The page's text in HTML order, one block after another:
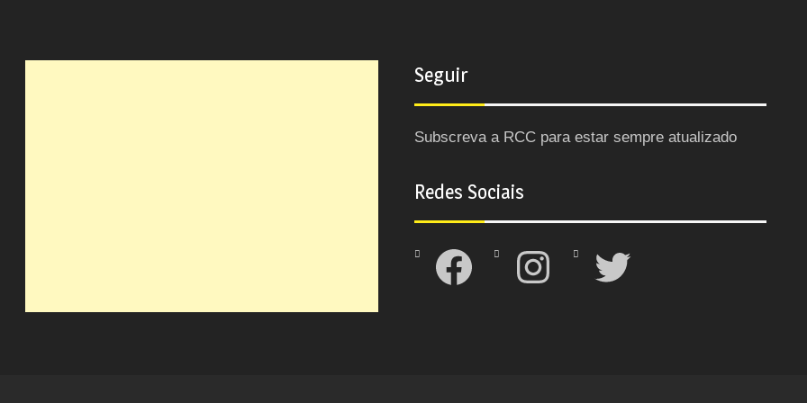
Seguir
Subscreva a RCC para estar sempre atualizado
Redes Sociais
Facebook Instagram Twitter